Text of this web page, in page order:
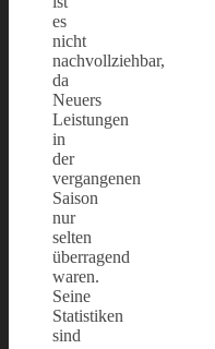
es
nicht
nachvollziehbar,
da
Neuers
Leistungen
in
der
vergangenen
Saison
nur
selten
überragend
waren.
Seine
Statistiken
sind